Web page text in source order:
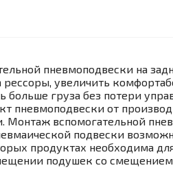
пневмоподвески на
рессоры, увеличить
больше груза без потери
пневмоподвески от
Монтаж вспомогательной
подвески
продуктах необходима
подушек со